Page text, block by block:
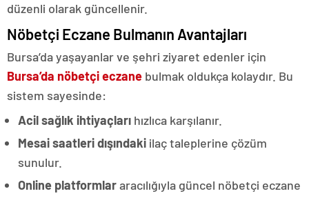
düzenli olarak güncellenir.
Nöbetçi Eczane Bulmanın Avantajları
Bursa’da yaşayanlar ve şehri ziyaret edenler için
Bursa’da nöbetçi eczane bulmak oldukça kolaydır. Bu
sistem sayesinde:
Acil sağlık ihtiyaçları hızlıca karşılanır.
Mesai saatleri dışındaki ilaç taleplerine çözüm
sunulur.
Online platformlararacılığıyla güncel nöbetçi eczane